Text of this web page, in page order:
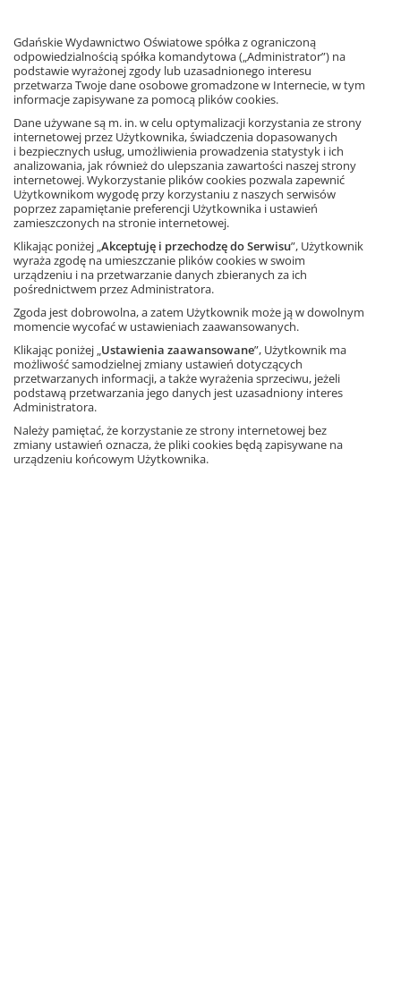
włączającej, uwzględniając możliwe trudności i wyjaśniając,
od czego zależy jej powodzenie.
Część 1. Uczeń ze specjalnymi potrzebami edukacyjnymi w
świetle przepisów prawa oświatowego
Czym są specjalne potrzeby edukacyjne i kogo dotyczą?
Cele, formy i sposoby organizacji pomocy
psychologiczno-pedagogicznej
Jak zorganizować kształcenie specjalne dla ucznia z
niepełnosprawnością?
Ocenianie wewnątrzszkolne ucznia ze specjalnymi
Część 2. Specjalne potrzeby edukacyjne ucznia a
indywidualizacja pracy i dostosowanie wymagań
edukacyjnych
Indywidualizacja pracy z uczniem – potrzeby i możliwości
ucznia a treści nauczania
Jak dostosować wymagania wobec ucznia i oceniać jego
osiągnięcia – praktyczne wskazówki
Strategia pracy w zespole klasowym o zróżnicowanych
możliwościach – przykładowe rozwiązania
Część 3. Edukacja włączająca jako jeden z modeli
kształcenia uczniów z niepełnosprawnością
Ta strona używa plików cookies.
Akceptuję
Dowiedz się więcej
Gdańskie Wydawnictwo Oświatowe spółka z ograniczoną
odpowiedzialnością spółka komandytowa („Administrator”) na
podstawie wyrażonej zgody lub uzasadnionego interesu
przetwarza Twoje dane osobowe gromadzone w Internecie, w tym
informacje zapisywane za pomocą plików cookies.
Dane używane są m. in. w celu optymalizacji korzystania ze strony
internetowej przez Użytkownika, świadczenia dopasowanych
i bezpiecznych usług, umożliwienia prowadzenia statystyk i ich
analizowania, jak również do ulepszania zawartości naszej strony
internetowej. Wykorzystanie plików cookies pozwala zapewnić
Użytkownikom wygodę przy korzystaniu z naszych serwisów
poprzez zapamiętanie preferencji Użytkownika i ustawień
zamieszczonych na stronie internetowej.
Klikając poniżej „Akceptuję i przechodzę do Serwisu”, Użytkownik
wyraża zgodę na umieszczanie plików cookies w swoim
urządzeniu i na przetwarzanie danych zbieranych za ich
pośrednictwem przez Administratora.
Zgoda jest dobrowolna, a zatem Użytkownik może ją w dowolnym
momencie wycofać w ustawieniach zaawansowanych.
Klikając poniżej „Ustawienia zaawansowane”, Użytkownik ma
możliwość samodzielnej zmiany ustawień dotyczących
przetwarzanych informacji, a także wyrażenia sprzeciwu, jeżeli
podstawą przetwarzania jego danych jest uzasadniony interes
Administratora.
Należy pamiętać, że korzystanie ze strony internetowej bez
zmiany ustawień oznacza, że pliki cookies będą zapisywane na
urządzeniu końcowym Użytkownika.